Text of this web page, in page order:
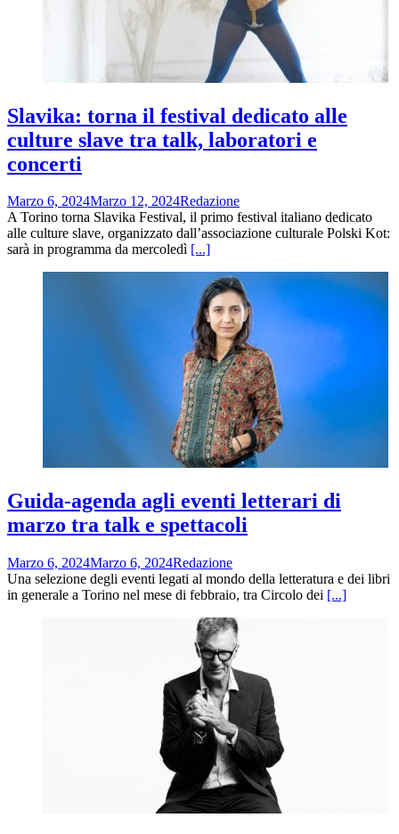
Slavika: torna il festival dedicato alle
culture slave tra talk, laboratori e
concerti
Marzo 6, 2024Marzo 12, 2024Redazione
A Torino torna Slavika Festival, il primo festival italiano dedicato
alle culture slave, organizzato dall’associazione culturale Polski Kot:
sarà in programma da mercoledì [...]
Guida-agenda agli eventi letterari di
marzo tra talk e spettacoli
Marzo 6, 2024Marzo 6, 2024Redazione
Una selezione degli eventi legati al mondo della letteratura e dei libri
in generale a Torino nel mese di febbraio, tra Circolo dei [...]